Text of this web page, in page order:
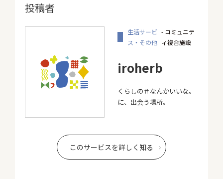
投稿者
iroherb
生活サービ
ス・その他
- コミュニテ
ィ複合施設
くらしの＃なんかいいな。
に、出会う場所。
このサービスを詳しく知る